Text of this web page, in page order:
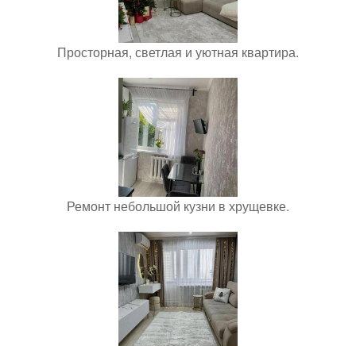
Просторная, светлая и уютная квартира.
Ремонт небольшой кузни в хрущевке.